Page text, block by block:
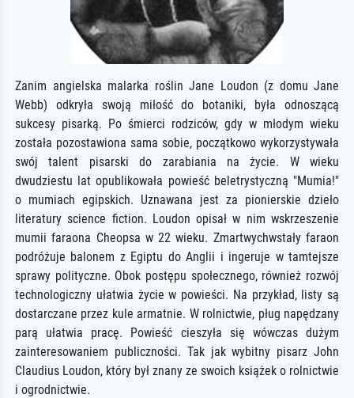
Zanim angielska malarka roślin Jane Loudon (z domu Jane
Webb) odkryła swoją miłość do botaniki, była odnoszącą
sukcesy pisarką. Po śmierci rodziców, gdy w młodym wieku
została pozostawiona sama sobie, początkowo wykorzystywała
swój talent pisarski do zarabiania na życie. W wieku
dwudziestu lat opublikowała powieść beletrystyczną "Mumia!"
o mumiach egipskich. Uznawana jest za pionierskie dzieło
literatury science fiction. Loudon opisał w nim wskrzeszenie
mumii faraona Cheopsa w 22 wieku. Zmartwychwstały faraon
podróżuje balonem z Egiptu do Anglii i ingeruje w tamtejsze
sprawy polityczne. Obok postępu społecznego, również rozwój
technologiczny ułatwia życie w powieści. Na przykład, listy są
dostarczane przez kule armatnie. W rolnictwie, pług napędzany
parą ułatwia pracę. Powieść cieszyła się wówczas dużym
zainteresowaniem publiczności. Tak jak wybitny pisarz John
Claudius Loudon, który był znany ze swoich książek o rolnictwie
i ogrodnictwie.